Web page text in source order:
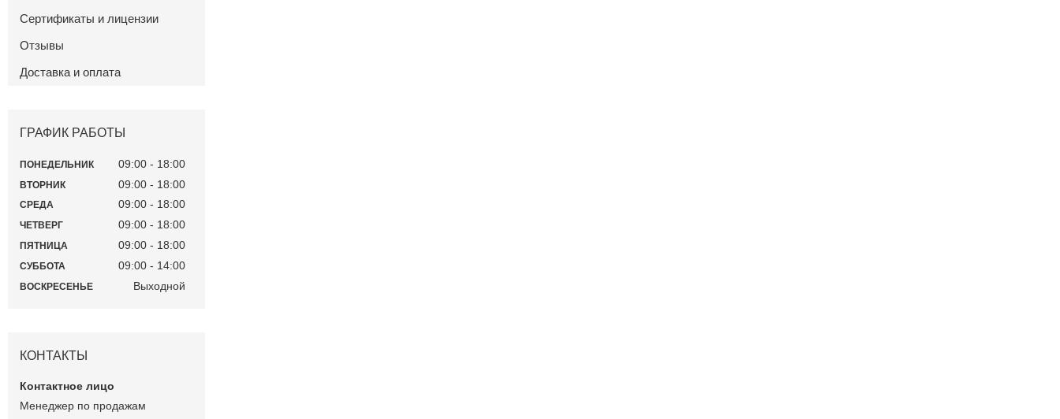
Сертификаты и лицензии
Отзывы
Доставка и оплата
ГРАФИК РАБОТЫ
ПОНЕДЕЛЬНИК 09:00 18:00
ВТОРНИК 09:00 18:00
СРЕДА 09:00 18:00
ЧЕТВЕРГ 09:00 18:00
ПЯТНИЦА 09:00 18:00
СУББОТА 09:00 14:00
ВОСКРЕСЕНЬЕ Выходной
КОНТАКТЫ
Менеджер по продажам